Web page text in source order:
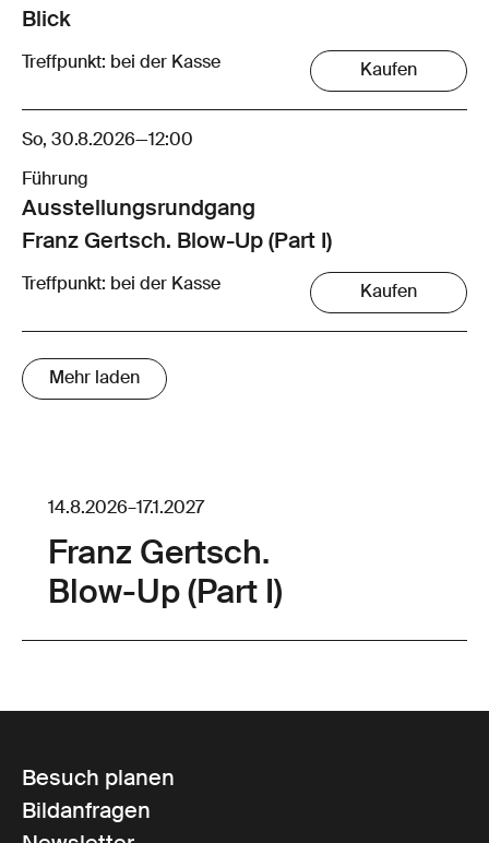
Blick
Treffpunkt: bei der Kasse Kaufen
So, 30.8.2026—12:00
Führung
Ausstellungsrund­gang
Franz Gertsch. Blow-Up (Part I)
Treffpunkt: bei der Kasse Kaufen
Mehr laden
14.8.2026–17.1.2027
Franz Gertsch.
Blow-Up (Part I)
Besuch planen
Bildanfragen